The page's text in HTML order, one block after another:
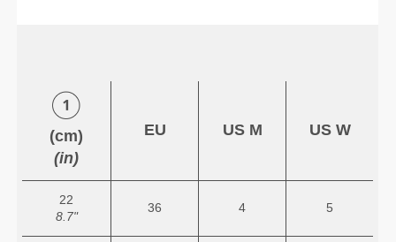
(cm)
(in)
EU US M US W
22
8.7"
36 4 5